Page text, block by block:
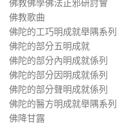
佛教佛學佛法正邪研討會
佛教歌曲
佛陀的工巧明成就舉隅系列
佛陀的部分五明成就
佛陀的部分內明成就係列
佛陀的部分因明成就係列
佛陀的部分聲明成就係列
佛陀的醫方明成就舉隅系列
佛降甘露